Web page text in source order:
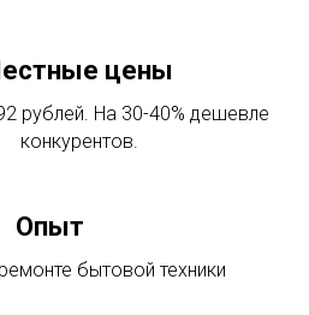
цены
рублей. На 30-40% дешевле
конкурентов.
Опыт
бытовой техники